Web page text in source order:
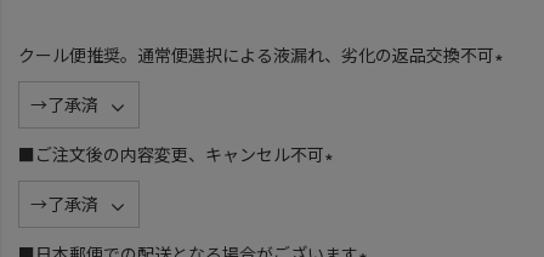
クール便推奨。通常便選択による液漏れ、劣化の返品交換不可
■ご注文後の内容変更、キャンセル不可
須